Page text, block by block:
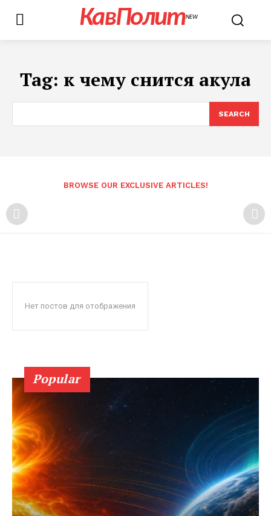
КавПолитNEW
Tag: к чему снится акула
SEARCH
BROWSE OUR EXCLUSIVE ARTICLES!
Нет постов для отображения
Popular